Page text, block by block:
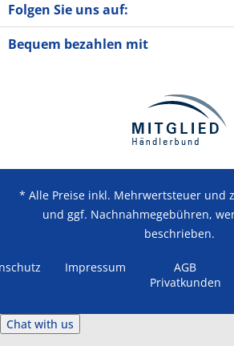
Folgen Sie uns auf:
Bequem bezahlen mit
* Alle Preise inkl. Mehrwertsteuer und
und ggf. Nachnahmegebühren,
beschrieben.
Impressum
AGB
Privatkunden
Chat with us